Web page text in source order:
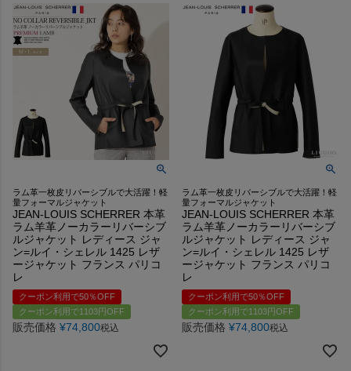
ラム革一枚皮リバーシブルで大活躍！軽
量フォーマルジャケット
JEAN-LOUIS SCHERRER 本革
ラム羊革ノーカラーリバーシブ
ルジャケット レディース ジャ
ン=ルイ・シェレル 1425 レザ
ージャケット フランス パリコ
レ
クーポン利用で50％OFF
クーポン利用で1103円OFF
販売価格 ¥74,800税込
ラム革一枚皮リバーシブルで大活躍！軽
量フォーマルジャケット
JEAN-LOUIS SCHERRER 本革
ラム羊革ノーカラーリバーシブ
ルジャケット レディース ジャ
ン=ルイ・シェレル 1425 レザ
ージャケット フランス パリコ
レ
クーポン利用で50％OFF
クーポン利用で1103円OFF
販売価格 ¥74,800税込